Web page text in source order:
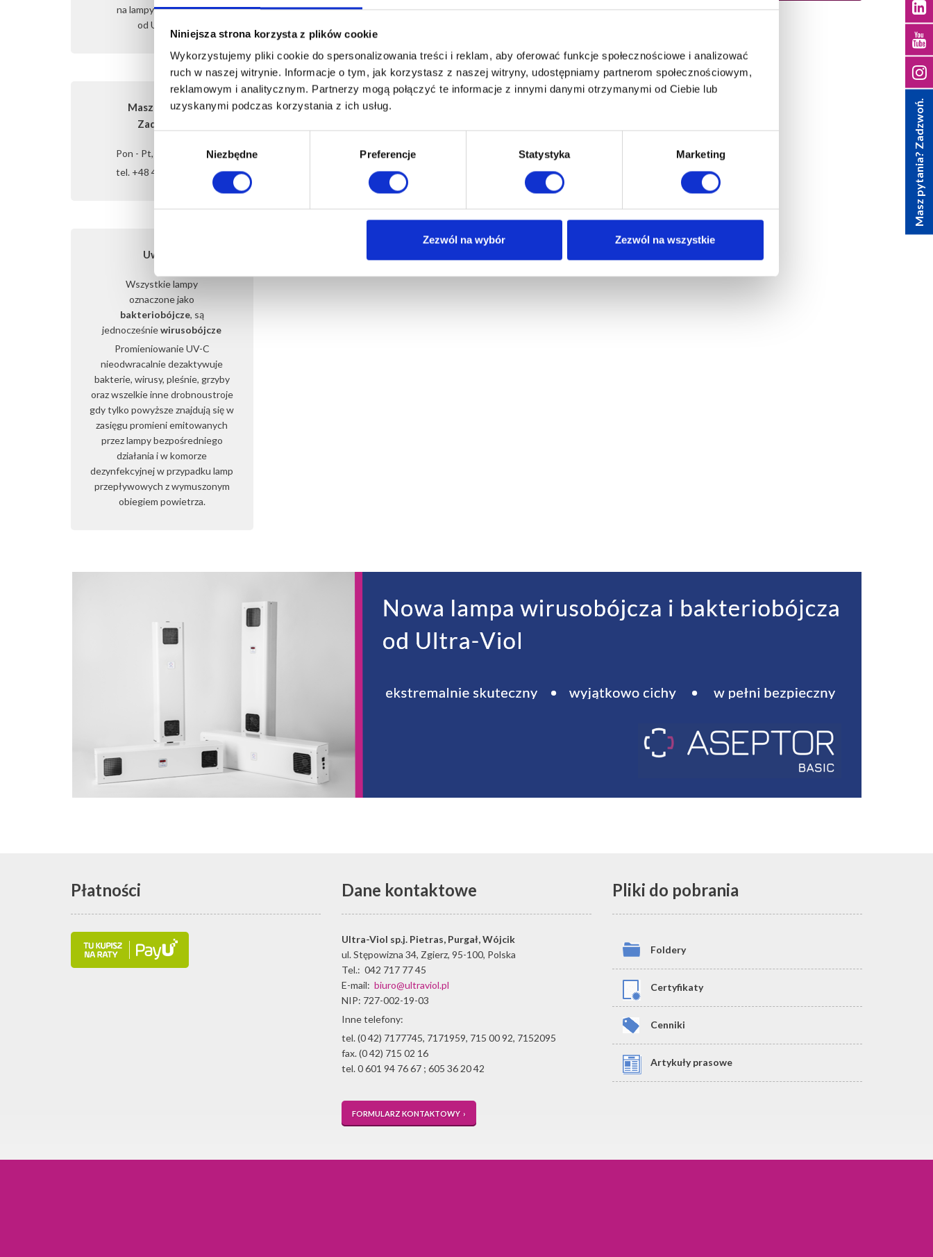
Niniejsza strona korzysta z plików cookie
Wykorzystujemy pliki cookie do spersonalizowania treści i reklam, aby oferować funkcje społecznościowe i analizować
ruch w naszej witrynie. Informacje o tym, jak korzystasz z naszej witryny, udostępniamy partnerom społecznościowym,
reklamowym i analitycznym. Partnerzy mogą połączyć te informacje z innymi danymi otrzymanymi od Ciebie lub
uzyskanymi podczas korzystania z ich usług.
Niezbędne Preferencje Statystyka Marketing
Zezwól na wybór Zezwól na wszystkie
na lampy FOTOVITA
od Ultraviol
Masz pytania?
Zadzwoń!
Pon - Pt, 7:00 - 16:00
tel. +48 42 717 77 45
Uwaga!
Wszystkie lampy
oznaczone jako
bakteriobójcze, są
jednocześniewirusobójcze
Promieniowanie UV-C
nieodwracalnie dezaktywuje
bakterie, wirusy, pleśnie, grzyby
oraz wszelkie inne drobnoustroje
gdy tylko powyższe znajdują się w
zasięgu promieni emitowanych
przez lampy bezpośredniego
działania i w komorze
dezynfekcyjnej w przypadku lamp
przepływowych z wymuszonym
obiegiem powietrza.
Płatności Dane kontaktowe
Ultra-Viol sp.j. Pietras, Purgał, Wójcik
ul. Stępowizna 34, Zgierz, 95-100, Polska
Tel.: 042 717 77 45
E-mail: biuro@ultraviol.pl
NIP: 727-002-19-03
Inne telefony:
tel. (0 42) 7177745, 7171959, 715 00 92, 7152095
fax. (0 42) 715 02 16
tel. 0 601 94 76 67 ; 605 36 20 42
FORMULARZ KONTAKTOWY ›
Pliki do pobrania
Foldery
Certyfikaty
Cenniki
Artykuły prasowe
Masz pytania? Zadzwoń.